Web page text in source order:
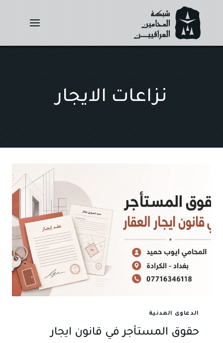
content
نزاعات الايجار
الدعاوى المدنية
حقوق المستأجر في قانون ايجار